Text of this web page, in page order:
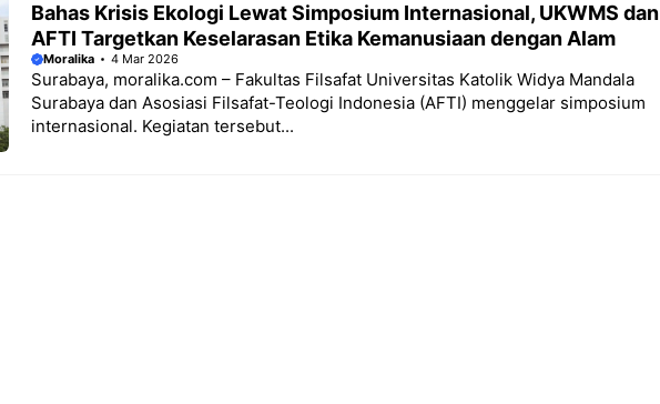
Bahas Krisis Ekologi Lewat Simposium Internasional, UKWMS dan
AFTI Targetkan Keselarasan Etika Kemanusiaan dengan Alam
Moralika 4 Mar 2026
Surabaya, moralika.com – Fakultas Filsafat Universitas Katolik Widya Mandala
Surabaya dan Asosiasi Filsafat-Teologi Indonesia (AFTI) menggelar simposium
internasional. Kegiatan tersebut...